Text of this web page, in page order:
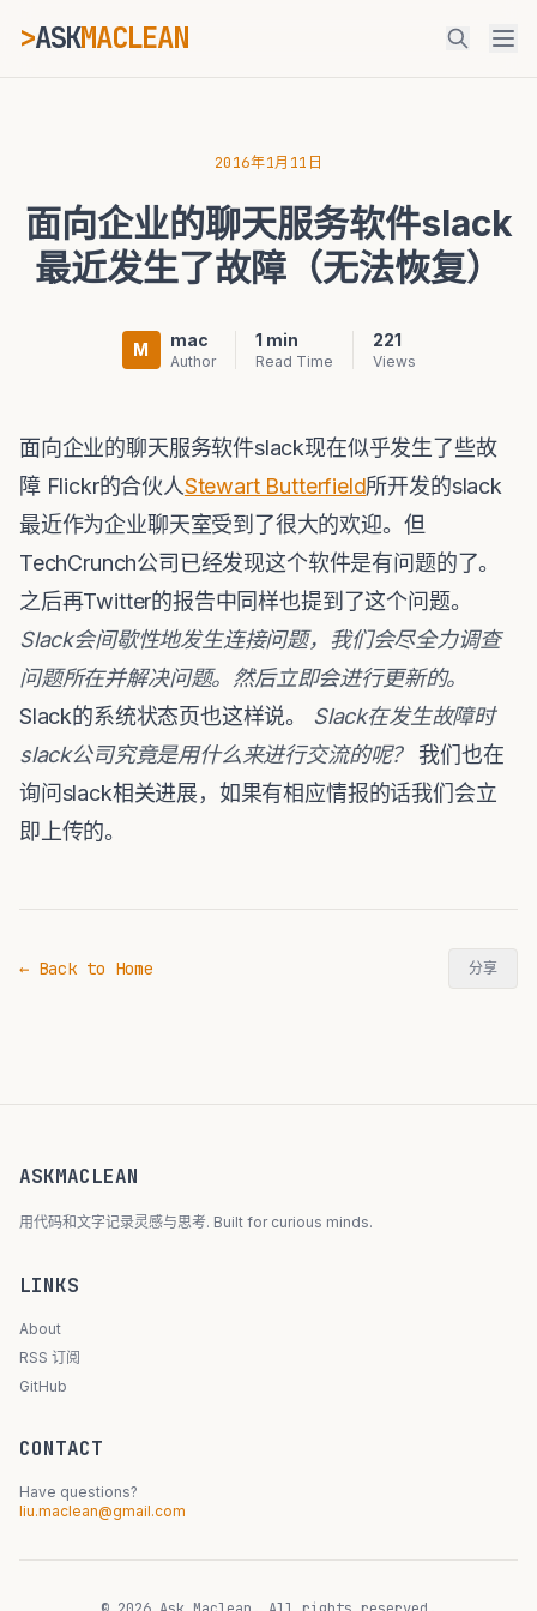
>ASKMACLEAN_
⌘K Ctrl+K
2016年1月11日
面向企业的聊天服务软件slack
最近发生了故障（无法恢复）
M mac
Author
1 min
Read Time
221
Views
面向企业的聊天服务软件slack现在似乎发生了些故
障 Flickr的合伙人Stewart Butterfield所开发的slack
最近作为企业聊天室受到了很大的欢迎。但
TechCrunch公司已经发现这个软件是有问题的了。
之后再Twitter的报告中同样也提到了这个问题。
Slack会间歇性地发生连接问题，我们会尽全力调查
问题所在并解决问题。然后立即会进行更新的。
Slack的系统状态页也这样说。 Slack在发生故障时
slack公司究竟是用什么来进行交流的呢？
我们也在
询问slack相关进展，如果有相应情报的话我们会立
即上传的。
← Back to Home 分享
ASKMACLEAN
用代码和文字记录灵感与思考. Built for curious minds.
LINKS
About
RSS 订阅
GitHub
CONTACT
Have questions?
liu.maclean@gmail.com